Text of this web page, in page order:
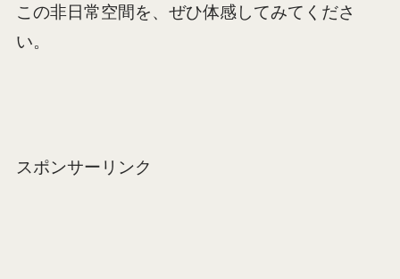
この非日常空間を、ぜひ体感してみてくださ
い。
スポンサーリンク